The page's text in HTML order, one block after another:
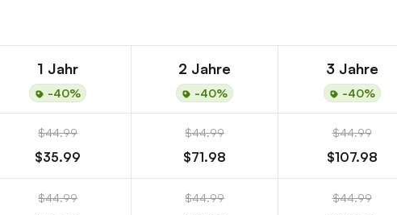
1 Jahr
-40%
2 Jahre
-40%
3 Jahre
-40%
$44.99
$35.99
$44.99
$71.98
$44.99
$107.98
$44.99 $44.99 $44.99